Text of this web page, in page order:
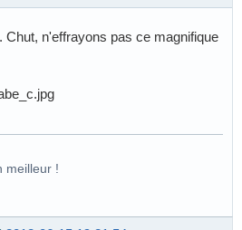
Chut, n'effrayons pas ce magnifique
meilleur !